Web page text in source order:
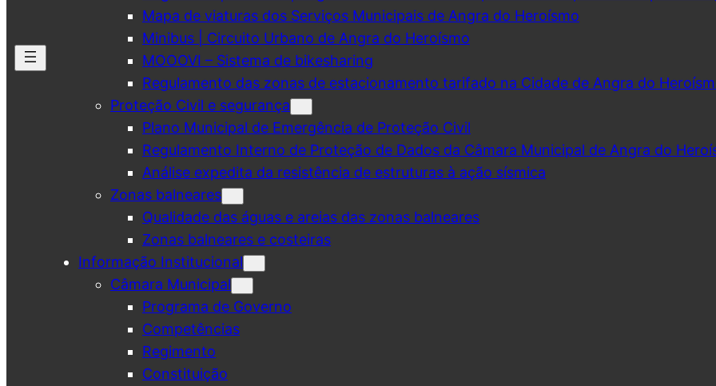
Mapa de viaturas dos Serviços Municipais de Angra do Heroísmo
Minibus | Circuito Urbano de Angra do Heroísmo
MOOOVI – Sistema de bikesharing
Regulamento das zonas de estacionamento tarifado na Cidade de Angra do
Proteção Civil e segurança
Plano Municipal de Emergência de Proteção Civil
Regulamento Interno de Proteção de Dados da Câmara Municipal de Angra do
Análise expedita da resistência de estruturas à ação sísmica
Zonas balneares
Qualidade das águas e areias das zonas balneares
Zonas balneares e costeiras
Informação Institucional
Câmara Municipal
Programa de Governo
Competências
Regimento
Constituição